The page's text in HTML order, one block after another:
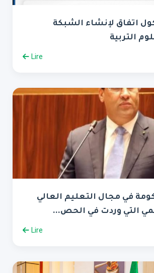
اتفاق لإنشاء الشبكة
التربية
Lire
في مجال التعليم العالي
التي وردت في الحص...
Lire